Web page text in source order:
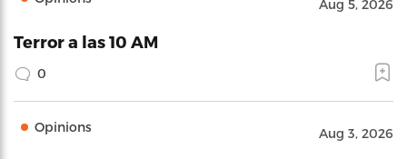
Aug 5, 2026
Terror a las 10 AM
0
Opinions Aug 3, 2026